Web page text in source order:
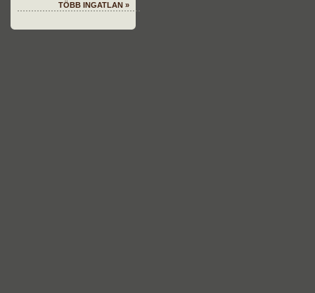
TÖBB INGATLAN »